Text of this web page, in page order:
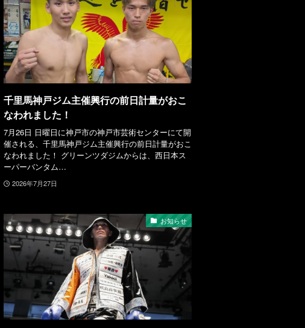
千里馬神戸ジム主催興行の前日計量がおこ
なわれました！
7月26日 日曜日に神戸市の神戸市芸術センターにて開
催される、千里馬神戸ジム主催興行の前日計量がおこ
なわれました！ グリーンツダジムからは、西日本ス
ーパーバンタム…
2026年7月27日
お知らせ